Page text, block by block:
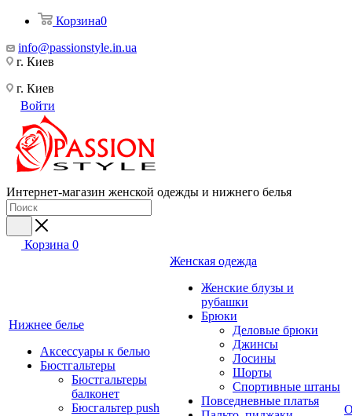
Корзина0
info@passionstyle.in.ua
г. Киев
г. Киев
Войти
Интернет-магазин женской одежды и нижнего белья
Корзина 0
Нижнее белье
Аксессуары к белью
Бюстгальтеры
Бюстгальтеры
балконет
Бюсгальтер push
Женская одежда
Женские блузы и
рубашки
Брюки
Деловые брюки
Джинсы
Лосины
Шорты
Спортивные штаны
Повседневные платья